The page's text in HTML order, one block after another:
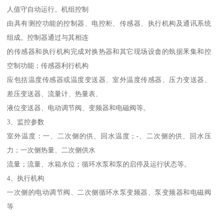
人值守自动运行。机组控制
由具有测控功能的控制器、电控柜、传感器、执行机构及通讯系统
组成。控制器通过与其相连
的传感器和执行机构完成对换热器和其它现场设畲的埶据釆集和控
空制功能；传感器利行机构
应包括温度传感器或温度变送器、室外温度传感器、压力变送器、
差压变送器、流量计、热量表、
液位变送器、电动调节阀、变频器和电磁阀等。
3、监控参数
室外温度：一、二次侧的供、回水温度；-、二次侧的供、回水压
力；一次侧热量、二次侧供水
流量；流量、水箱水位；循环水泵和泵的启停及运行状态等。
4、执行机构
一次侧的电动调节阀、二次侧循环水泵变频器、泵变频器和电磁阀
等